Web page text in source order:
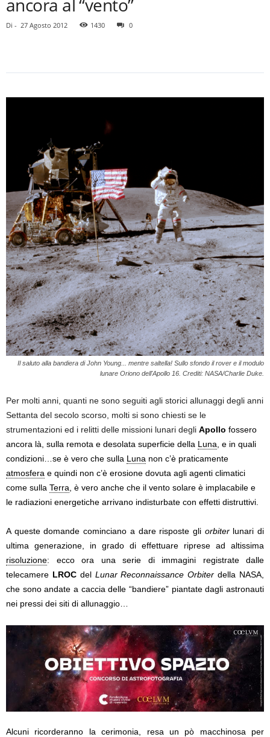
ancora al “vento”
Di - 27 Agosto 2012 1430 0
Il saluto alla bandiera di John Young... mentre saltella! Sullo sfondo il rover e il modulo
lunare Oriono dell'Apollo 16. Crediti: NASA/Charlie Duke.
Per molti anni, quanti ne sono seguiti agli storici allunaggi degli anni
Settanta del secolo scorso, molti si sono chiesti se le
strumentazioni ed i relitti delle missioni lunari degli Apollo fossero
ancora là, sulla remota e desolata superficie della Luna , e in quali
condizioni…se è vero che sulla Luna non c’è praticamente
atmosfera e quindi non c’è erosione dovuta agli agenti climatici
come sulla Terra , è vero anche che il vento solare è implacabile e
le radiazioni energetiche arrivano indisturbate con effetti distruttivi.
A queste domande cominciano a dare risposte gli orbiterlunari di
ultima generazione, in grado di effettuare riprese ad altissima
risoluzione: ecco ora una serie di immagini registrate dalle
telecamere LROCdel Lunar Reconnaissance Orbiter della NASA,
che sono andate a caccia delle “bandiere” piantate dagli astronauti
nei pressi dei siti di allunaggio…
Alcuni ricorderanno la cerimonia, resa un pò macchinosa per